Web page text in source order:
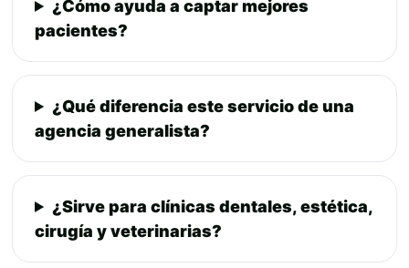
¿Cómo ayuda a captar mejores
pacientes?
¿Qué diferencia este servicio de una
agencia generalista?
¿Sirve para clínicas dentales, estética,
cirugía y veterinarias?